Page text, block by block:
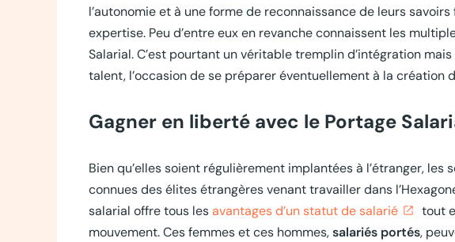
l’autonomie et à une forme de reconnaissance de leurs
expertise. Peu d’entre eux en revanche connaissent les
Salarial. C’est pourtant un véritable tremplin d’intégration
talent, l’occasion de se préparer éventuellement à la création
Gagner en liberté avec le Portage
Bien qu’elles soient régulièrement implantées à l’étranger, les
connues des élites étrangères venant travailler dans
salarial offre tous lesavantages d’un statut de salarié
tout
mouvement. Ces femmes et ces hommes,salariés portés,